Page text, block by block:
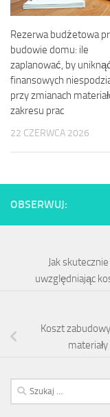
Rezerwa budżetowa
budowie domu: ile
zaplanować, by
finansowych
przy zmianach
zakresu prac
22 CZERWCA 2026
OBSERWUJ:
Jak
uwzględniając
Koszt
Szukaj: